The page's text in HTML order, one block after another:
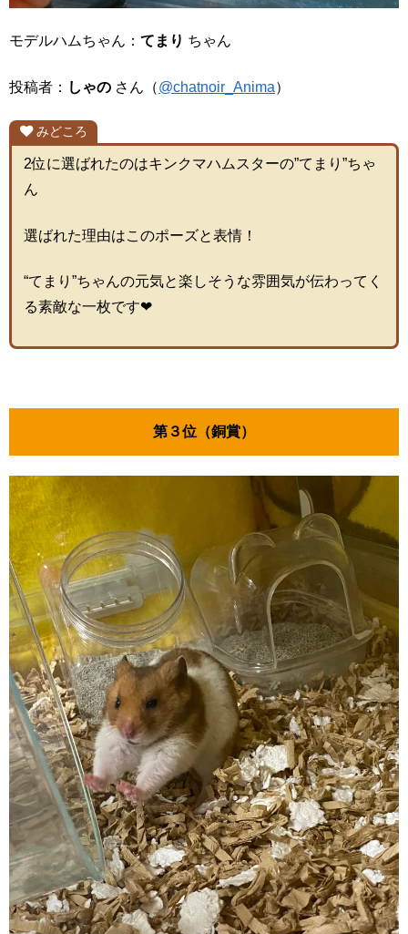
モデルハムちゃん： てまり ちゃん
投稿者： しゃの さん（@chatnoir_Anima）
みどころ
2位に選ばれたのはキンクマハムスターの”てまり”ちゃ
ん
選ばれた理由はこのポーズと表情！
“てまり”ちゃんの元気と楽しそうな雰囲気が伝わってく
る素敵な一枚です❤
第３位（銅賞）